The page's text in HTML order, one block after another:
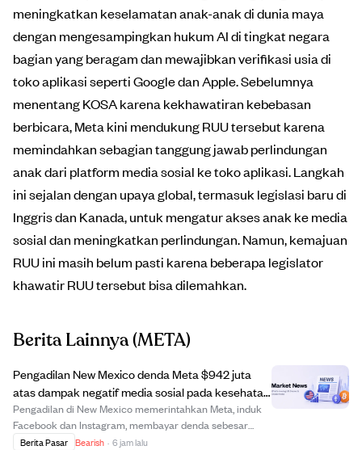
meningkatkan keselamatan anak-anak di dunia maya
dengan mengesampingkan hukum AI di tingkat negara
bagian yang beragam dan mewajibkan verifikasi usia di
toko aplikasi seperti Google dan Apple. Sebelumnya
menentang KOSA karena kekhawatiran kebebasan
berbicara, Meta kini mendukung RUU tersebut karena
memindahkan sebagian tanggung jawab perlindungan
anak dari platform media sosial ke toko aplikasi. Langkah
ini sejalan dengan upaya global, termasuk legislasi baru di
Inggris dan Kanada, untuk mengatur akses anak ke media
sosial dan meningkatkan perlindungan. Namun, kemajuan
RUU ini masih belum pasti karena beberapa legislator
khawatir RUU tersebut bisa dilemahkan.
Berita Lainnya(META)
Pengadilan New Mexico denda Meta $942 juta
atas dampak negatif media sosial pada kesehatan
mental remaja.
Pengadilan di New Mexico memerintahkan Meta, induk
Facebook dan Instagram, membayar denda sebesar
$942 juta karena dianggap menciptakan "gangguan
Berita Pasar Bearish · 6 jam lalu